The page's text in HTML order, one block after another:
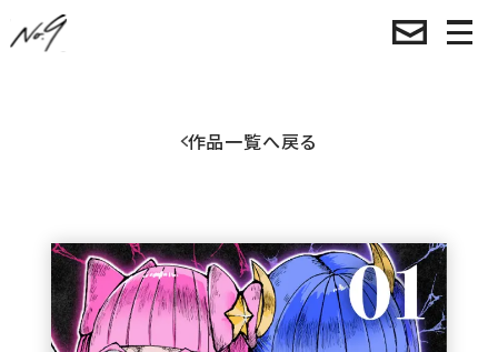
作品一覧へ戻る